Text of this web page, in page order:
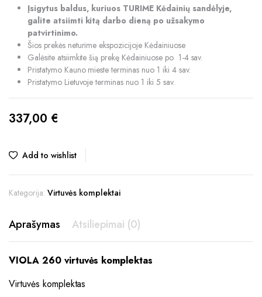
Įsigytus baldus, kuriuos TURIME Kėdainių sandėlyje,
galite atsiimti kitą darbo dieną po užsakymo
patvirtinimo.
Šios prekės neturime ekspozicijoje Kėdainiuose
Galėsite atsiimkite šią prekę Kėdainiuose po 1-4 sav.
Pristatymo Kauno mieste terminas nuo 1 iki 4 sav.
Pristatymo Lietuvoje terminas nuo 1 iki 5 sav.
337,00 €
Add to wishlist
Kategorija: Virtuvės komplektai
Aprašymas Atsiliepimai (0)
VIOLA 260 virtuvės komplektas
Virtuvės komplektas